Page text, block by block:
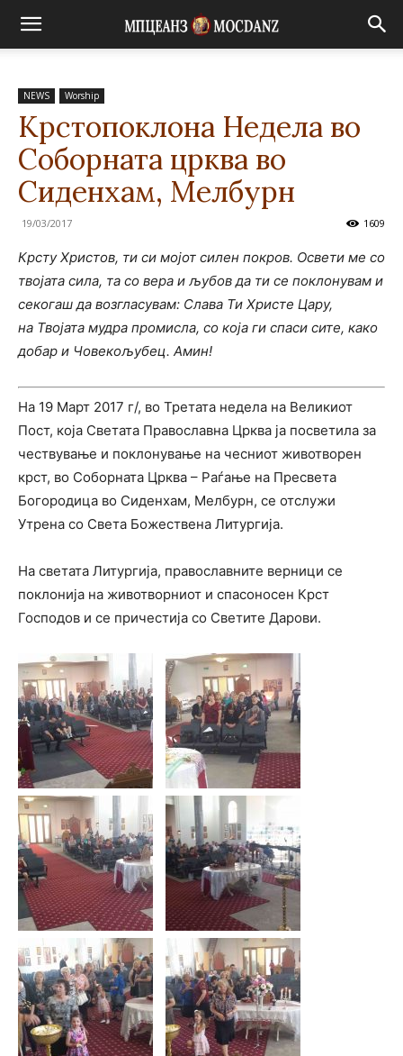
NEWS Worship
Крстопоклона Недела во
Соборната црква во
Сиденхам, Мелбурн
19/03/2017 1609
Крсту Христов, ти си мојот силен покров. Освети ме со
твојата сила, та со вера и љубов да ти се поклонувам и
секогаш да возгласувам: Слава Ти Христе Цару,
на Твојата мудра промисла, со која ги спаси сите, како
добар и Човекољубец. Амин!
На 19 Март 2017 г/, во Третата недела на Великиот
Пост, која Светата Православна Црква ја посветила за
чествување и поклонување на чесниот животворен
крст, во Соборната Црква – Раѓање на Пресвета
Богородица во Сиденхам, Мелбурн, се отслужи
Утрена со Света Божествена Литургија.
На светата Литургија, православните верници се
поклонија на животворниот и спасоносен Крст
Господов и се причестија со Светите Дарови.